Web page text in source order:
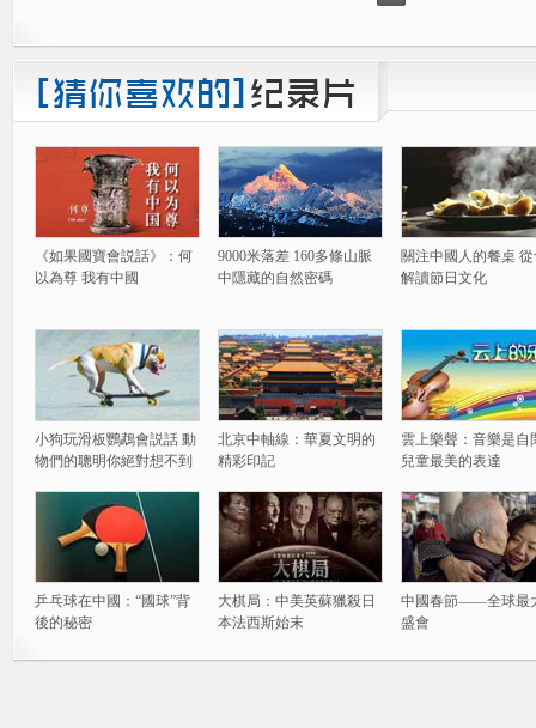
《如果國寶會説話》：何
以為尊 我有中國
9000米落差 160多條山脈
中隱藏的自然密碼
關注中國人的餐桌
解讀節日文化
小狗玩滑板鸚鵡會説話 動
物們的聰明你絕對想不到
北京中軸線：華夏文明的
精彩印記
雲上樂聲：音樂是自
兒童最美的表達
乒乓球在中國：“國球”背
後的秘密
大棋局：中美英蘇獵殺日
本法西斯始末
中國春節——全球最
盛會